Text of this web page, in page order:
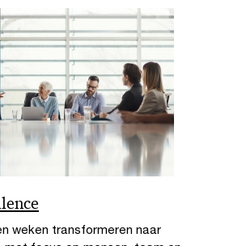
weken transformeren naar